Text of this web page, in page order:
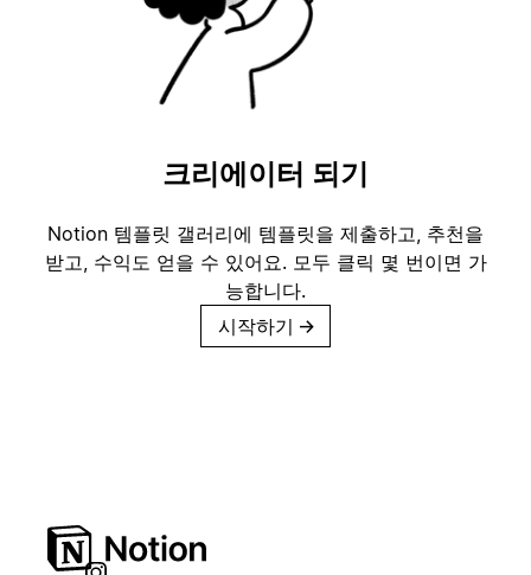
크리에이터 되기
Notion 템플릿 갤러리에 템플릿을 제출하고, 추천을
받고, 수익도 얻을 수 있어요. 모두 클릭 몇 번이면 가
능합니다.
시작하기 →